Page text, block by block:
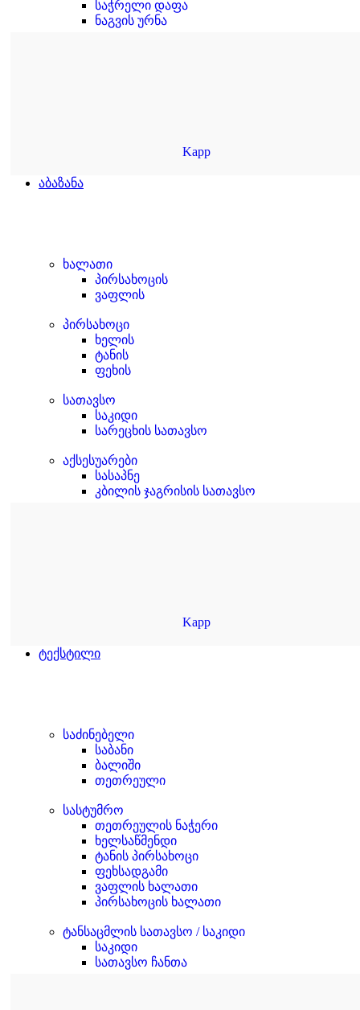
საჭრელი დაფა
ნაგვის ურნა
Kapp
აბაზანა
ხალათი
პირსახოცის
ვაფლის
პირსახოცი
ხელის
ტანის
ფეხის
სათავსო
საკიდი
სარეცხის სათავსო
აქსესუარები
სასაპნე
კბილის ჯაგრისის სათავსო
Kapp
ტექსტილი
საძინებელი
საბანი
ბალიში
თეთრეული
სასტუმრო
თეთრეულის ნაჭერი
ხელსაწმენდი
ტანის პირსახოცი
ფეხსადგამი
ვაფლის ხალათი
პირსახოცის ხალათი
ტანსაცმლის სათავსო / საკიდი
საკიდი
სათავსო ჩანთა